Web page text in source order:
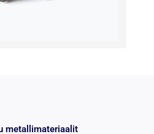
metallimateriaalit